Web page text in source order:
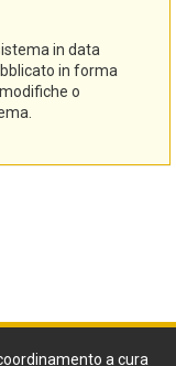
in data
in forma
o
a cura